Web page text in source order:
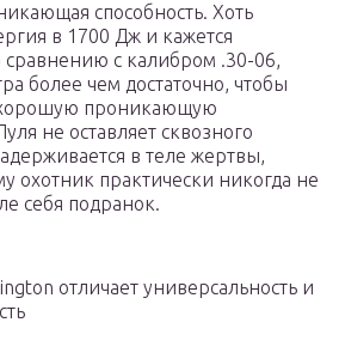
способность. Хоть
в 1700 Дж и кажется
сравнению с калибром .30-06,
более чем достаточно, чтобы
проникающую
не оставляет сквозного
в теле жертвы,
охотник практически никогда не
себя подранок.
отличает универсальность и